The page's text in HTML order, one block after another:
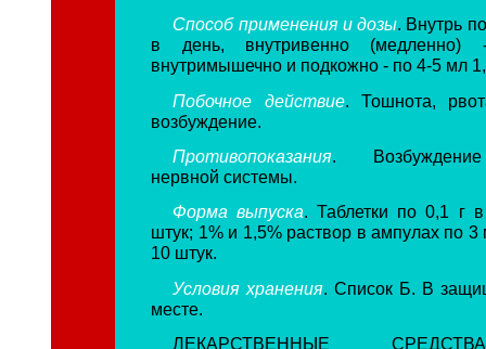
Способ применения и дозы. Внутрь
в день, внутривенно
внутримышечно и подкожно - по 4-5 мл
Побочное действие. Тошнота,
возбуждение.
Противопоказания.
нервной системы.
Форма выпуска. Таблетки по 0,1 г
штук; 1% и 1,5% раствор в ампулах по 3
10 штук.
Условия хранения . Список Б. В
месте.
ЛЕКАРСТВЕННЫЕ